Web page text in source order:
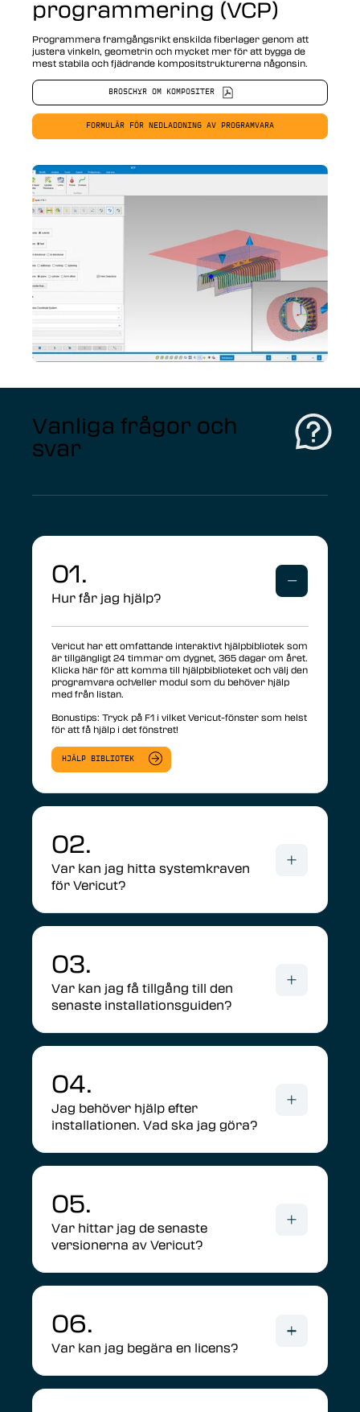
programmering (VCP)
Programmera framgångsrikt enskilda fiberlager genom att
justera vinkeln, geometrin och mycket mer för att bygga de
mest stabila och fjädrande kompositstrukturerna någonsin.
BROSCHYR OM KOMPOSITER
FORMULÄR FÖR NEDLADDNING AV PROGRAMVARA
Vanliga frågor och
svar
01.
Hur får jag hjälp?
Vericut har ett omfattande interaktivt hjälpbibliotek som
är tillgängligt 24 timmar om dygnet, 365 dagar om året.
Klicka här för att komma till hjälpbiblioteket och välj den
programvara och/eller modul som du behöver hjälp
med från listan.
Bonustips: Tryck på F1 i vilket Vericut-fönster som helst
för att få hjälp i det fönstret!
HJÄLP BIBLIOTEK
02.
Var kan jag hitta systemkraven
för Vericut?
03.
Var kan jag få tillgång till den
senaste installationsguiden?
04.
Jag behöver hjälp efter
installationen. Vad ska jag göra?
05.
Var hittar jag de senaste
versionerna av Vericut?
06.
Var kan jag begära en licens?